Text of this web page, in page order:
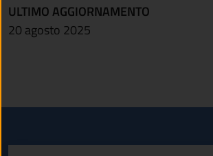
ULTIMO AGGIORNAMENTO
20 agosto 2025